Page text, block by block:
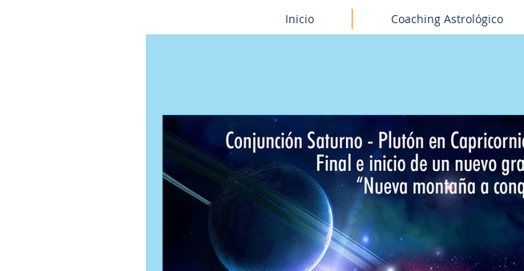
Inicio Coaching Astrológico